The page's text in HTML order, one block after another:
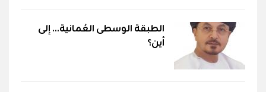
الطبقة الوسطى العُمانية... إلى
أين؟